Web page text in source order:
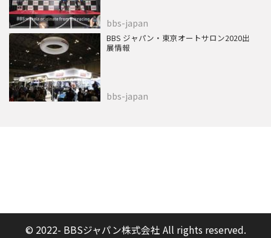
bbs-japan
BBS ジャパン・東京オートサロン2020出
展情報
bbs-japan
© 2022- BBSジャパン株式会社 All rights reserved.